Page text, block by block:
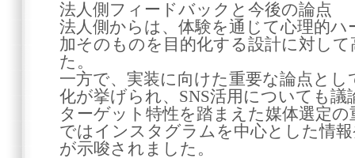
法人側フィードバックと今後の論点
法人側からは、体験を通じて心理的
加そのものを目的化する設計に対し
た。
一方で、実装に向けた重要な論点とし
化が挙げられ、SNS活用についても
ターゲット特性を踏まえた媒体選定
ではインスタグラムを中心とした情
が示唆されました。